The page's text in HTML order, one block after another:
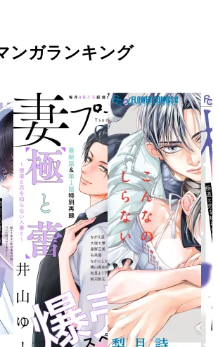
ンガランキング